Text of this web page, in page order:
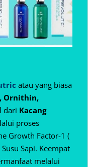
atau yang biasa
Ornithin,
dari Kacang
proses
Growth Factor-1 (
Sapi. Keempat
melalui